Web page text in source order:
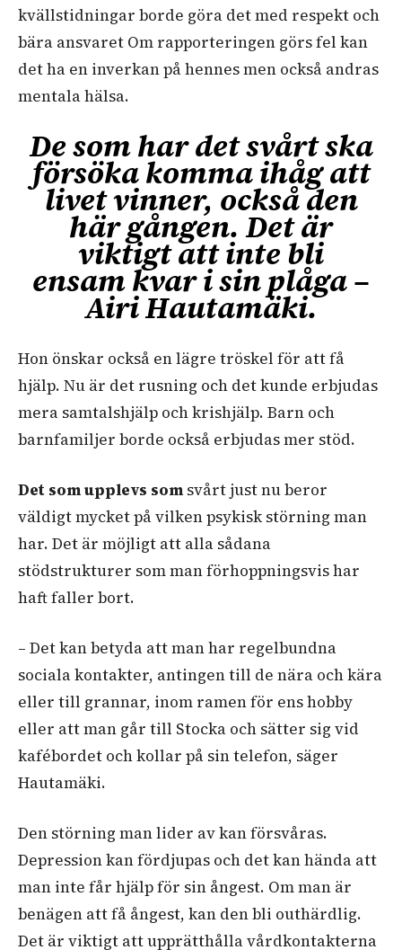
kvällstidningar borde göra det med respekt och
bära ansvaret Om rapporteringen görs fel kan
det ha en inverkan på hennes men också andras
mentala hälsa.
De som har det svårt ska
försöka komma ihåg att
livet vinner, också den
här gången. Det är
viktigt att inte bli
ensam kvar i sin plåga –
Airi Hautamäki.
Hon önskar också en lägre tröskel för att få
hjälp. Nu är det rusning och det kunde erbjudas
mera samtalshjälp och krishjälp. Barn och
barnfamiljer borde också erbjudas mer stöd.
Det som upplevs som svårt just nu beror
väldigt mycket på vilken psykisk störning man
har. Det är möjligt att alla sådana
stödstrukturer som man förhoppningsvis har
haft faller bort.
– Det kan betyda att man har regelbundna
sociala kontakter, antingen till de nära och kära
eller till grannar, inom ramen för ens hobby
eller att man går till Stocka och sätter sig vid
kafébordet och kollar på sin telefon, säger
Hautamäki.
Den störning man lider av kan försvåras.
Depression kan fördjupas och det kan hända att
man inte får hjälp för sin ångest. Om man är
benägen att få ångest, kan den bli outhärdlig.
Det är viktigt att upprätthålla vårdkontakterna